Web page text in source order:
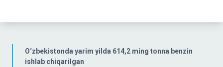
O‘zbekistonda yarim yilda 614,2 ming tonna benzin
ishlab chiqarilgan